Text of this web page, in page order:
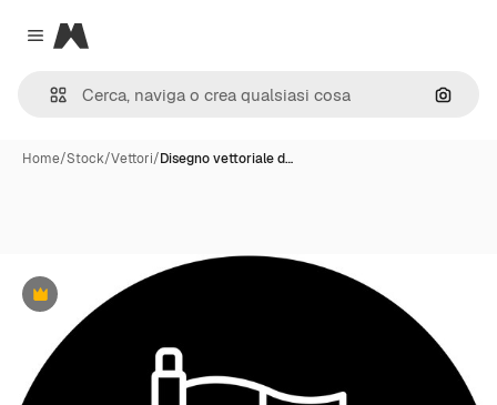
Close menu
Magnific
Cerca
Home/Stock/Vettori/Disegno vettoriale d…
Premium